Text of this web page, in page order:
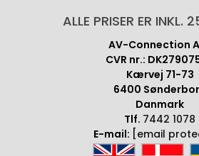
ALLE PRISER ER INKL.
AV-Connection
CVR nr.:
Kærvej 71-73
6400
Danmark
Tlf. 7442 1078
E-mail: [email